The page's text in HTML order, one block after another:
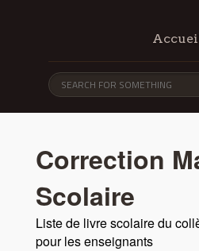
Correction
Scolaire
Liste de livre scolaire du
pour les enseignants